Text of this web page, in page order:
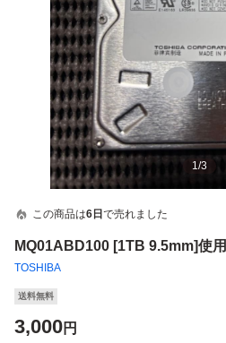
1/3
この商品は6日 で売れました
MQ01ABD100 [1TB 9.5mm]使
TOSHIBA
送料無料
3,000円